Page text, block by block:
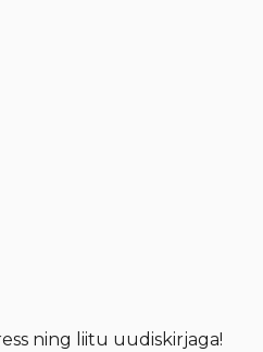
ning liitu uudiskirjaga!